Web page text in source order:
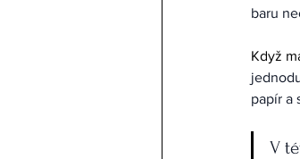
baru
Když
papír a
V